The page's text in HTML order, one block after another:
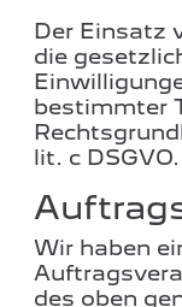
Der Einsatz
die
bestimmter
lit. c DSGVO.
Wir haben
des oben